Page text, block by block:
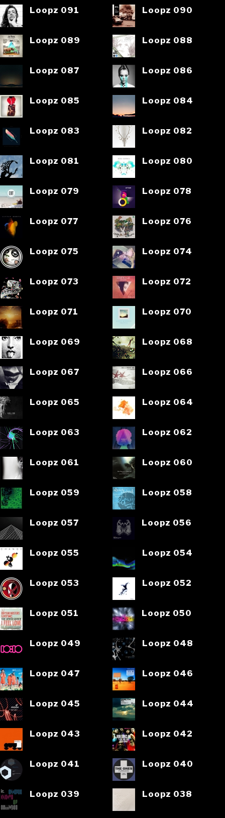
Loopz 091 Loopz 090
Loopz 089 Loopz 088
Loopz 087 Loopz 086
Loopz 085 Loopz 084
Loopz 083 Loopz 082
Loopz 081 Loopz 080
Loopz 079 Loopz 078
Loopz 077 Loopz 076
Loopz 075 Loopz 074
Loopz 073 Loopz 072
Loopz 071 Loopz 070
Loopz 069 Loopz 068
Loopz 067 Loopz 066
Loopz 065 Loopz 064
Loopz 063 Loopz 062
Loopz 061 Loopz 060
Loopz 059 Loopz 058
Loopz 057 Loopz 056
Loopz 055 Loopz 054
Loopz 053 Loopz 052
Loopz 051 Loopz 050
Loopz 049 Loopz 048
Loopz 047 Loopz 046
Loopz 045 Loopz 044
Loopz 043 Loopz 042
Loopz 041 Loopz 040
Loopz 039 Loopz 038